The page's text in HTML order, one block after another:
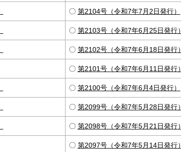
〇 第2104号（令和7年7月2日発行）
〇 第2103号（令和7年6月25日発行）
〇 第2102号（令和7年6月18日発行）
〇 第2101号（令和7年6月11日発行）
〇 第2100号（令和7年6月4日発行）
〇 第2099号（令和7年5月28日発行）
〇 第2098号（令和7年5月21日発行）
〇 第2097号（令和7年5月14日発行）